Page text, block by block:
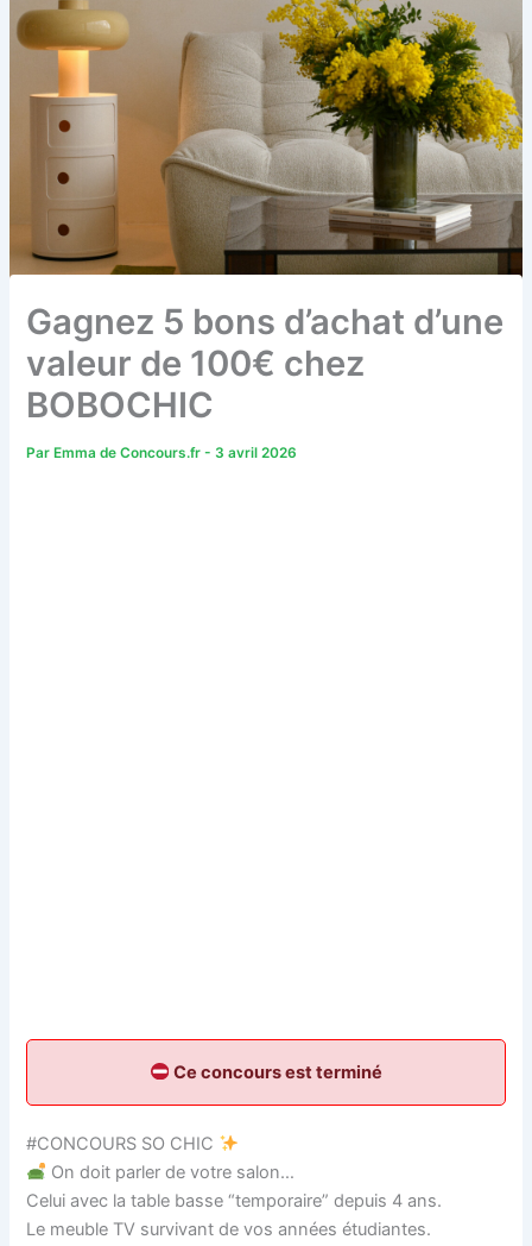
Gagnez 5 bons d’achat d’une
valeur de 100€ chez
BOBOCHIC
ParEmma de Concours.fr- 3 avril 2026
Ce concours est terminé
#CONCOURS SO CHIC
On doit parler de votre salon…
Celui avec la table basse “temporaire” depuis 4 ans.
Le meuble TV survivant de vos années étudiantes.